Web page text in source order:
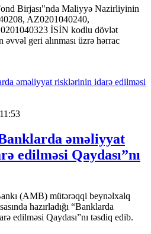
Birjası"nda Maliyyə Nazirliyinin
AZ0201040240,
İSİN kodlu dövlət
əvvəl geri alınması üzrə hərrac
əməliyyat
edilməsi Qaydası”nı
(AMB) mütərəqqi beynəlxalq
hazırladığı “Banklarda
edilməsi Qaydası”nı təsdiq edib.